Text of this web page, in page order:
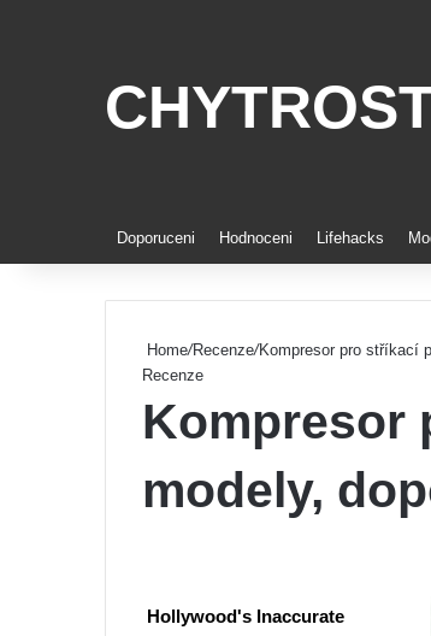
Doporuceni Hodnoceni Lifehacks
Home/Recenze/Kompresor pro stříkací
Recenze
Kompresor
modely,